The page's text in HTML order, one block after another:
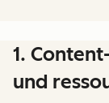
1.
und